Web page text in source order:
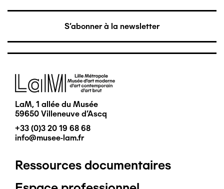
S'abonner à la newsletter
Image
LaM, 1 allée du Musée
59650 Villeneuve d'Ascq
+33 (0)3 20 19 68 68
info@musee-lam.fr
Pied
Ressources documentaires